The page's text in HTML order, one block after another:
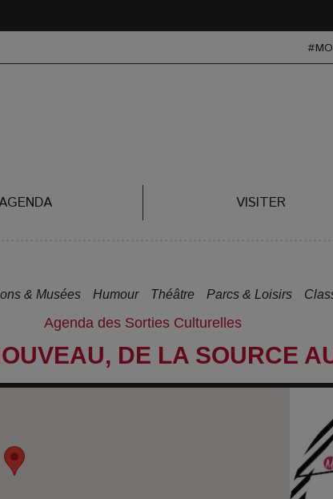
VISITER
& Musées Humour Théâtre Parcs & Loisirs
Agenda des Sorties Culturelles
DE LA SOURCE